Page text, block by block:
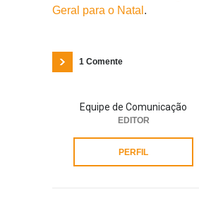
Geral para o Natal .
1 Comente
Equipe de Comunicação
EDITOR
PERFIL